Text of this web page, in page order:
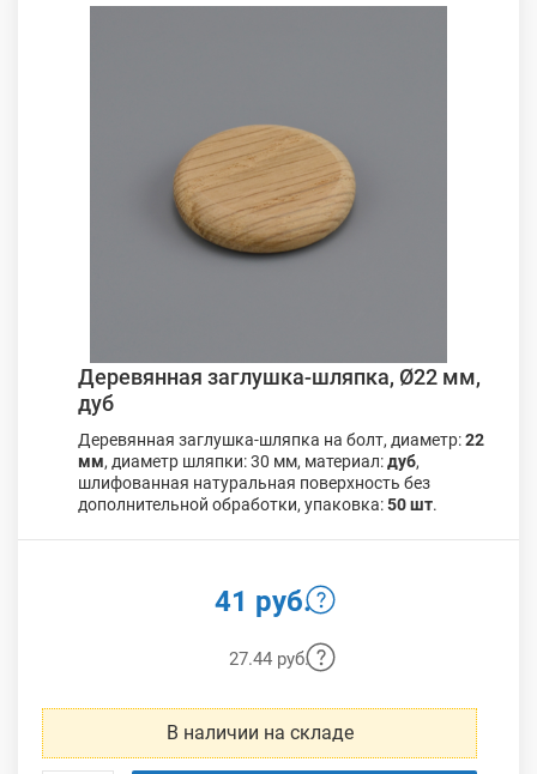
Деревянная заглушка-шляпка, Ø22 мм,
дуб
Деревянная заглушка-шляпка на болт, диаметр:22
мм, диаметр шляпки: 30 мм, материал:дуб,
шлифованная натуральная поверхность без
дополнительной обработки, упаковка:50 шт.
41 руб.
27.44 руб.
В наличии на складе